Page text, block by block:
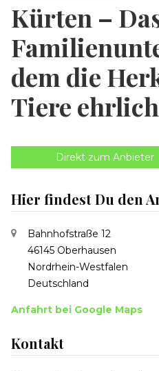
Kürten –
dem die
Tiere
Direkt zum Anbieter
Hier findest Du den
Bahnhofstraße 12
46145 Oberhausen
Nordrhein-Westfalen
Deutschland
Anfahrt bei Google Maps
Kontakt